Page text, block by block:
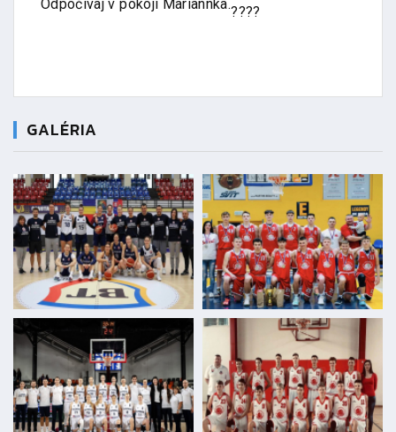
Odpočívaj v pokoji Mariannka.
GALÉRIA